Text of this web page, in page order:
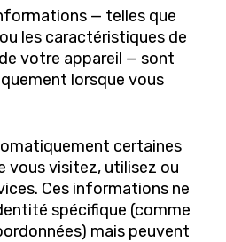
— telles que
les caractéristiques de
votre appareil — sont
lorsque vous
certaines
vous visitez, utilisez ou
Ces informations ne
spécifique (comme
mais peuvent